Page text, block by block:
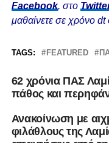
Facebook, στο
μαθαίνετε σε χρόνο dt
TAGS: FEATURED
62 χρόνια ΠΑΣ
πάθος και
Ανακοίνωση με
φιλάθλους της